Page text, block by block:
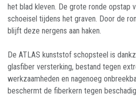
het blad kleven. De grote ronde opstap
schoeisel tijdens het graven. Door de
blijft deze nergens aan haken.
De ATLAS kunststof schopsteel is
glasfiber versterking, bestand tegen
werkzaamheden en nagenoeg
beschermt de fiberkern tegen